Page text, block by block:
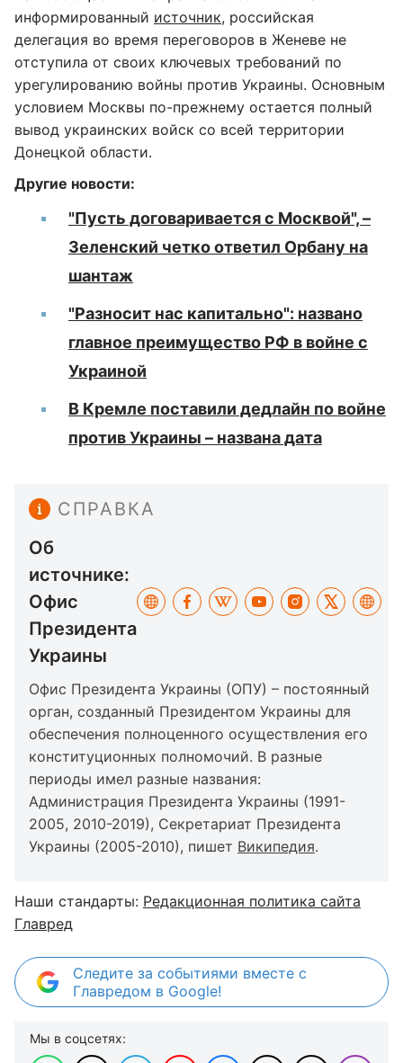
информированный источник, российская
делегация во время переговоров в Женеве не
отступила от своих ключевых требований по
урегулированию войны против Украины. Основным
условием Москвы по-прежнему остается полный
вывод украинских войск со всей территории
Донецкой области.
Другие новости:
"Пусть договаривается с Москвой", –
Зеленский четко ответил Орбану на
шантаж
"Разносит нас капитально": названо
главное преимущество РФ в войне с
Украиной
В Кремле поставили дедлайн по войне
против Украины – названа дата
СПРАВКА
Об
источнике:
Офис
Президента
Украины
Офис Президента Украины (ОПУ) – постоянный
орган, созданный Президентом Украины для
обеспечения полноценного осуществления его
конституционных полномочий. В разные
периоды имел разные названия:
Администрация Президента Украины (1991-
2005, 2010-2019), Секретариат Президента
Украины (2005-2010), пишет Википедия.
Наши стандарты: Редакционная политика сайта
Главред
Следите за событиями вместе с
Главредом в Google!
Мы в соцсетях: